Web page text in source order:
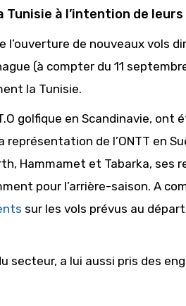
Tunisie à l’intention de
l’ouverture de nouveaux vols
(à compter du 11
la Tunisie.
golfique en Scandinavie, ont
de l’ONTT en
Hammamet et Tabarka, ses
pour l’arrière-saison. A
sur les vols prévus au
secteur, a lui aussi pris des